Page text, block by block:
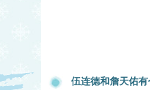
伍连德和詹天佑